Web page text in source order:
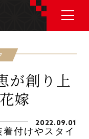
が創り上
嫁
2022.09.01
付けやスタイ